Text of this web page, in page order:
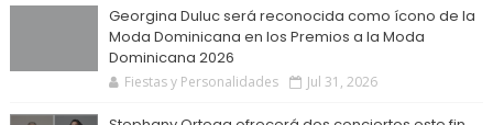
Georgina Duluc será reconocida como ícono de la
Moda Dominicana en los Premios a la Moda
Dominicana 2026
Fiestas y Personalidades Jul 31, 2026